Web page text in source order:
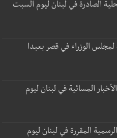
الصادرة في لبنان ليوم السبت
الوزراء في قصر بعبدا
المسائية في لبنان ليوم
المقررة في لبنان ليوم